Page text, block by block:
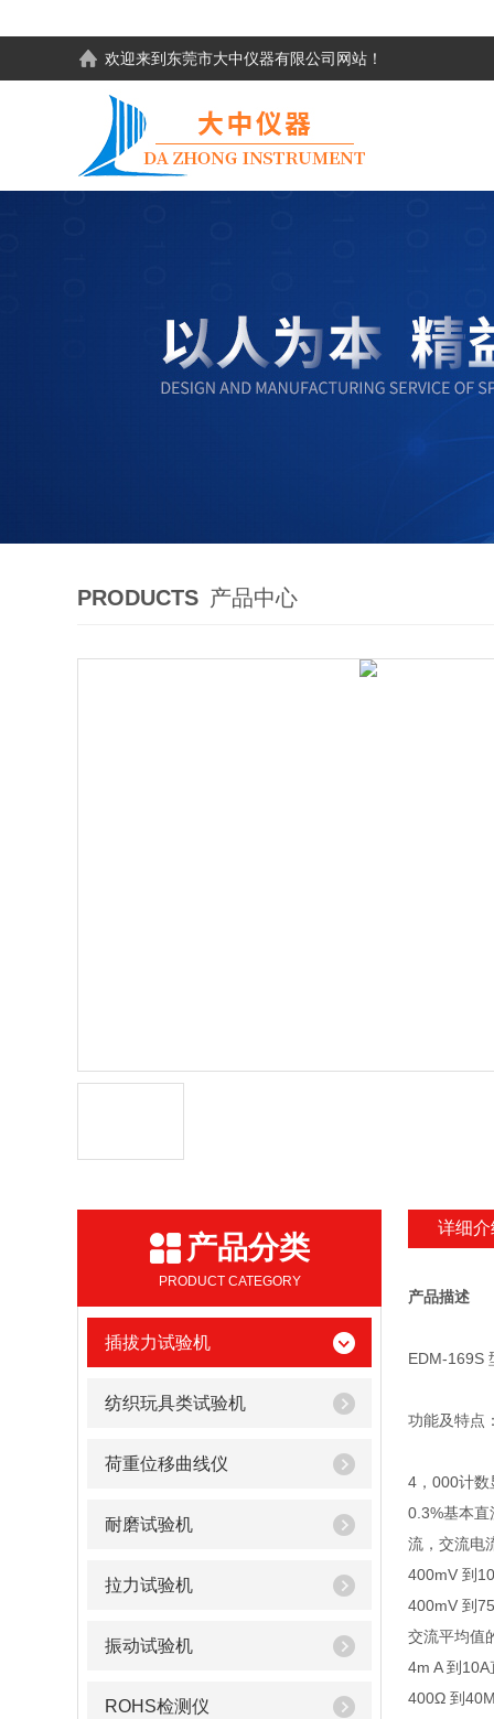
欢迎来到东莞市大中仪器有限公司网站！
PRODUCTS 产品中心
产品分类
PRODUCT CATEGORY
插拔力试验机
纺织玩具类试验机
荷重位移曲线仪
耐磨试验机
拉力试验机
振动试验机
ROHS检测仪
详细介
产品描述
EDM-169S
功能及特点
4，000计数
0.3%基本直
流，交流电
400mV 到
400mV 到
交流平均值
4m A 到
400Ω 到